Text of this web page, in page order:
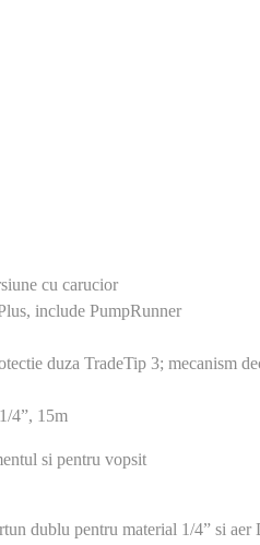
cu carucior
include PumpRunner
duza TradeTip 3; mecanism
4”, 15m
si pentru vopsit
dublu pentru material 1/4” si